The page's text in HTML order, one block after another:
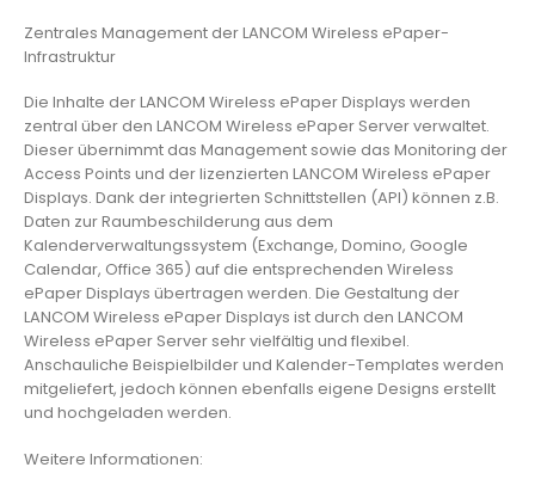
Zentrales Management der LANCOM Wireless ePaper-
Infrastruktur
Die Inhalte der LANCOM Wireless ePaper Displays werden
zentral über den LANCOM Wireless ePaper Server verwaltet.
Dieser übernimmt das Management sowie das Monitoring der
Access Points und der lizenzierten LANCOM Wireless ePaper
Displays. Dank der integrierten Schnittstellen (API) können z.B.
Daten zur Raumbeschilderung aus dem
Kalenderverwaltungssystem (Exchange, Domino, Google
Calendar, Office 365) auf die entsprechenden Wireless
ePaper Displays übertragen werden. Die Gestaltung der
LANCOM Wireless ePaper Displays ist durch den LANCOM
Wireless ePaper Server sehr vielfältig und flexibel.
Anschauliche Beispielbilder und Kalender-Templates werden
mitgeliefert, jedoch können ebenfalls eigene Designs erstellt
und hochgeladen werden.
Weitere Informationen: